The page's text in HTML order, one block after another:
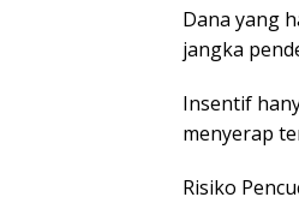
Dana yang
jangka
Insentif
menyerap
Risiko